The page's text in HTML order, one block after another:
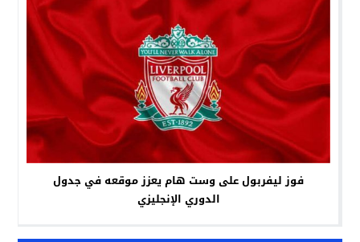
فوز ليفربول على وست هام يعزز موقعه في جدول
الدوري الإنجليزي